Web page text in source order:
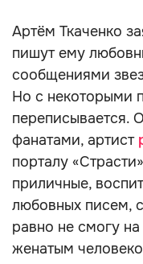
Артём Ткаченко
пишут ему
сообщениями
Но с некоторыми
переписывается.
фанатами, артист
порталу
приличные,
любовных писем,
равно не смогу на
женатым